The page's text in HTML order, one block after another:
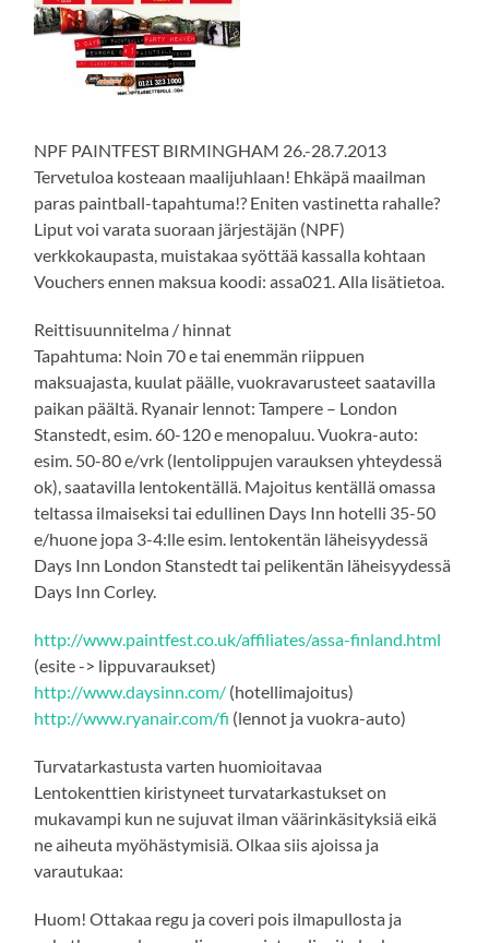
NPF PAINTFEST BIRMINGHAM 26.-28.7.2013
Tervetuloa kosteaan maalijuhlaan! Ehkäpä maailman
paras paintball-tapahtuma!? Eniten vastinetta rahalle?
Liput voi varata suoraan järjestäjän (NPF)
verkkokaupasta, muistakaa syöttää kassalla kohtaan
Vouchers ennen maksua koodi: assa021. Alla lisätietoa.
Reittisuunnitelma / hinnat
Tapahtuma: Noin 70 e tai enemmän riippuen
maksuajasta, kuulat päälle, vuokravarusteet saatavilla
paikan päältä. Ryanair lennot: Tampere – London
Stanstedt, esim. 60-120 e menopaluu. Vuokra-auto:
esim. 50-80 e/vrk (lentolippujen varauksen yhteydessä
ok), saatavilla lentokentällä. Majoitus kentällä omassa
teltassa ilmaiseksi tai edullinen Days Inn hotelli 35-50
e/huone jopa 3-4:lle esim. lentokentän läheisyydessä
Days Inn London Stanstedt tai pelikentän läheisyydessä
Days Inn Corley.
http://www.paintfest.co.uk/affiliates/assa-finland.html
(esite -> lippuvaraukset)
http://www.daysinn.com/ (hotellimajoitus)
http://www.ryanair.com/fi (lennot ja vuokra-auto)
Turvatarkastusta varten huomioitavaa
Lentokenttien kiristyneet turvatarkastukset on
mukavampi kun ne sujuvat ilman väärinkäsityksiä eikä
ne aiheuta myöhästymisiä. Olkaa siis ajoissa ja
varautukaa:
Huom! Ottakaa regu ja coveri pois ilmapullosta ja